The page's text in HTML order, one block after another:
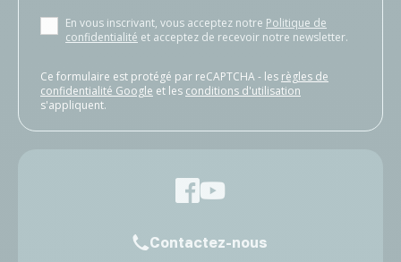
En vous inscrivant, vous acceptez notre Politique de
confidentialité et acceptez de recevoir notre newsletter.
Ce formulaire est protégé par reCAPTCHA - les règles de
confidentialité Google et les conditions d'utilisation
s'appliquent.
Contactez-nous